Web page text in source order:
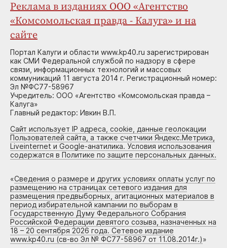
Реклама в изданиях ООО «Агентство
«Комсомольская правда - Калуга» и на
сайте
Портал Калуги и области www.kp40.ru зарегистрирован
как СМИ Федеральной службой по надзору в сфере
связи, информационных технологий и массовых
коммуникаций 11 августа 2014 г. Регистрационный номер:
Эл №ФС77-58967
Учредитель: ООО «Агентство «Комсомольская правда –
Калуга»
Главный редактор: Ивкин В.П.
Сайт использует IP адреса, cookie, данные геолокации
Пользователей сайта, а также счетчики Яндекс.Метрика,
Liveinternet и Google-анатилика. Условия использования
содержатся в Политике по защите персональных данных.
«Сведения о размере и других условиях оплаты услуг по
размещению на страницах сетевого издания для
размещения предвыборных, агитационных материалов в
период избирательной кампании по выборам в
Государственную Думу Федерального Собрания
Российской Федерации девятого созыва, назначенных на
18 – 20 сентября 2026 года. Сетевое издание
www.kp40.ru (св-во Эл № ФС77-58967 от 11.08.2014г.)»